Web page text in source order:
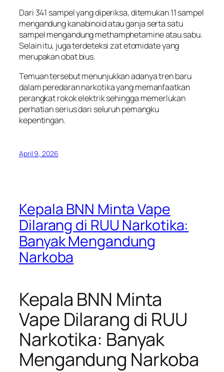
Dari 341 sampel yang diperiksa, ditemukan 11 sampel
mengandung kanabinoid atau ganja serta satu
sampel mengandung methamphetamine atau sabu.
Selain itu, juga terdeteksi zat etomidate yang
merupakan obat bius.
Temuan tersebut menunjukkan adanya tren baru
dalam peredaran narkotika yang memanfaatkan
perangkat rokok elektrik sehingga memerlukan
perhatian serius dari seluruh pemangku
kepentingan.
April 9, 2026
Kepala BNN Minta Vape
Dilarang di RUU Narkotika:
Banyak Mengandung
Narkoba
Kepala BNN Minta
Vape Dilarang di RUU
Narkotika: Banyak
Mengandung Narkoba